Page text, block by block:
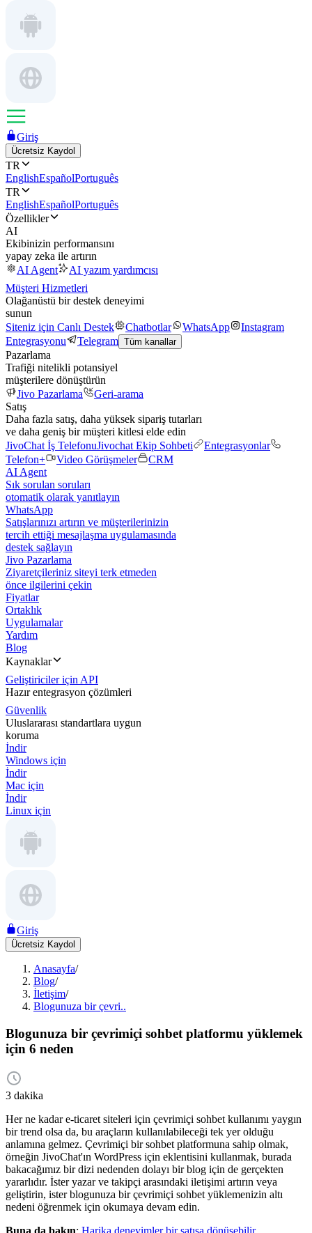
Giriş
Ücretsiz Kaydol
TR
EnglishEspañolPortuguês
TR
EnglishEspañolPortuguês
Özellikler
AI
Ekibinizin performansını
yapay zeka ile artırın
AI Agent
AI yazım yardımcısı
Müşteri Hizmetleri
Olağanüstü bir destek deneyimi
sunun
Siteniz için Canlı Destek
Chatbotlar WhatsApp
Instagram
Entegrasyonu
Telegram Tüm kanallar
Pazarlama
Trafiği nitelikli potansiyel
müşterilere dönüştürün
Jivo Pazarlama
Geri-arama
Satış
Daha fazla satış, daha yüksek sipariş tutarları
ve daha geniş bir müşteri kitlesi elde edin
JivoChat İş TelefonuJivochat Ekip Sohbeti
Entegrasyonlar
Telefon+
Video Görüşmeler
CRM
AI Agent
Sık sorulan soruları
otomatik olarak yanıtlayın
WhatsApp
Satışlarınızı artırın ve müşterilerinizin
tercih ettiği mesajlaşma uygulamasında
destek sağlayın
Jivo Pazarlama
Ziyaretçileriniz siteyi terk etmeden
önce ilgilerini çekin
Fiyatlar
Ortaklık
Uygulamalar
Yardım
Blog
Kaynaklar
Geliştiriciler için API
Hazır entegrasyon çözümleri
Güvenlik
Uluslararası standartlara uygun
koruma
İndir
Windows için
İndir
Mac için
İndir
Linux için
Giriş
Ücretsiz Kaydol
Anasayfa/
Blog/
İletişim/
Blogunuza bir çevri..
Blogunuza bir çevrimiçi sohbet platformu yüklemek
için 6 neden
3 dakika
Her ne kadar e-ticaret siteleri için çevrimiçi sohbet kullanımı yaygın
bir trend olsa da, bu araçların kullanılabileceği tek yer olduğu
anlamına gelmez. Çevrimiçi bir sohbet platformuna sahip olmak,
örneğin JivoChat'ın WordPress için eklentisini kullanmak, burada
bakacağımız bir dizi nedenden dolayı bir blog için de gerçekten
yararlıdır. İster yazar ve takipçi arasındaki iletişimi artırın veya
geliştirin, ister blogunuza bir çevrimiçi sohbet yüklemenizin altı
nedeni öğrenmek için okumaya devam edin.